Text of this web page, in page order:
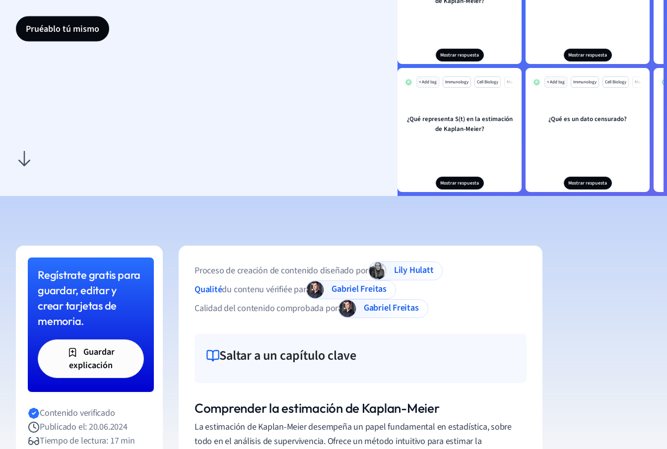
Pruéablo tú mismo
Mostrar respuesta Mostrar respuesta
+ Add tag Immunology Cell Biology Mo
¿Qué representa S(t) en la estimación
de Kaplan-Meier?
Mostrar respuesta
+ Add tag Immunology Cell Biology Mo
¿Qué es un dato censurado?
Mostrar respuesta
Regístrate gratis para
guardar, editar y
crear tarjetas de
memoria.
Guardar
explicación
Contenido verificado
Publicado el: 20.06.2024
Tiempo de lectura: 17 min
Proceso de creación de contenido diseñado por
Lily Hulatt
Qualitédu contenu vérifiée par
Gabriel Freitas
Calidad del contenido comprobada por
Gabriel Freitas
Saltar a un capítulo clave
Comprender la estimación de Kaplan-Meier
La estimación de Kaplan-Meier desempeña un papel fundamental en estadística, sobre
todo en el análisis de supervivencia. Ofrece un método intuitivo para estimar la